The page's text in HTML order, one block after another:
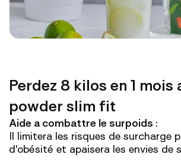
Perdez 8 kilos en 1 mois
powder slim fit
Aide a combattre le surpoids :
Il limitera les risques de surcharge
d'obésité et apaisera les envies de